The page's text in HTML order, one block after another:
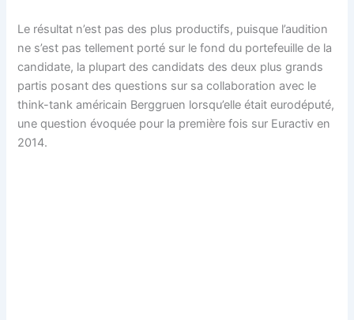
Le résultat n’est pas des plus productifs, puisque l’audition
ne s’est pas tellement porté sur le fond du portefeuille de la
candidate, la plupart des candidats des deux plus grands
partis posant des questions sur sa collaboration avec le
think-tank américain Berggruen lorsqu’elle était eurodéputé,
une question évoquée pour la première fois sur Euractiv en
2014.